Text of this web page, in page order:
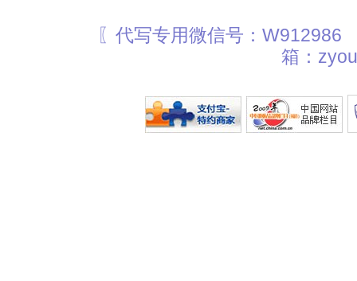
〖代写专用微信号：
箱：